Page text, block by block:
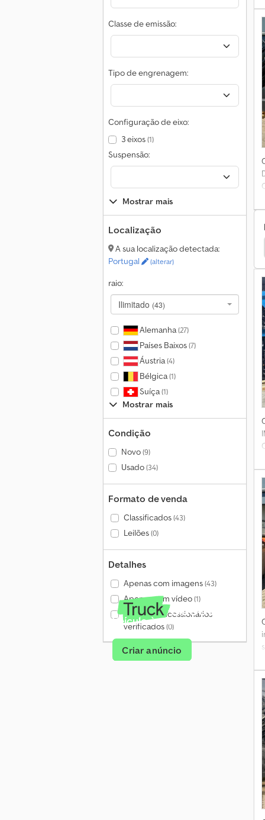
Classe de emissão:
Tipo de engrenagem:
Configuração de eixo:
3 eixos(1)
Suspensão:
Mostrar mais
Localização
A sua localização detectada:
Portugal
(alterar)
raio:
Ilimitado (43)
Alemanha(27)
Países Baixos(7)
Áustria(4)
Bélgica(1)
Suíça(1)
Mostrar mais
Condição
Novo(9)
Usado(34)
Formato de venda
Classificados(43)
Leilões(0)
Detalhes
Apenas com imagens(43)
Apenas com vídeo(1)
Apenas concessionários
verificados(0)
Veículo à venda?
Criar anúncio
Hmf Caminhões Fassi Caminhões